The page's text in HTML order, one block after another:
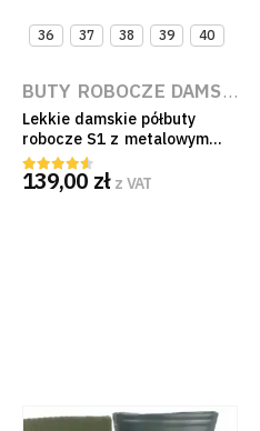
,BUTY ROBOCZE
36 37 38 39 40
BUTY ROBOCZE DAMSKIE
Lekkie damskie półbuty
robocze S1 z metalowym
podnoskiem Procera
MAGENTA Czarno-Różowe
EN ISO 20345
4.50out of 5
139,00 zł z VAT